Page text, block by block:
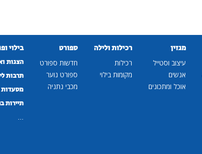
מגזין
עיצוב וסטייל
אנשים
אוכל ומתכונים
רכילות ולילה
רכילות
מקומות בילוי
ספורט
חדשות ספורט
ספורט נוער
מכבי נתניה
בילוי
הצגות
תרבות
מסעדות
תיירות